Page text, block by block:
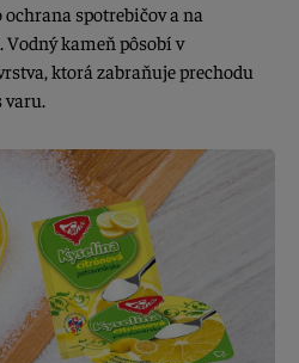
spotrebičov a na
kameň pôsobí v
ktorá zabraňuje prechodu
varu.